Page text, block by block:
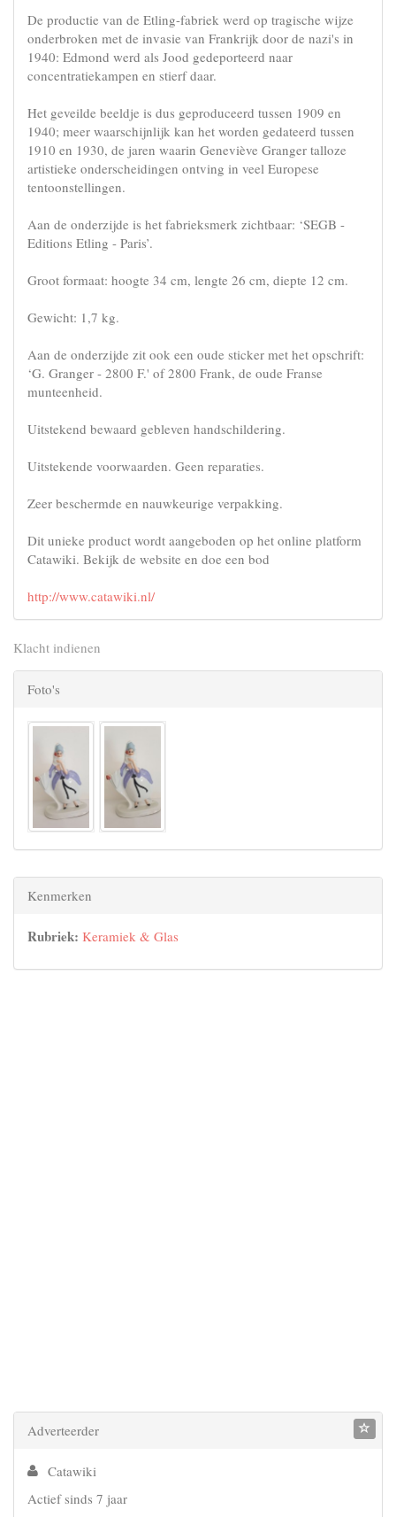
De productie van de Etling-fabriek werd op tragische wijze
onderbroken met de invasie van Frankrijk door de nazi's in
1940: Edmond werd als Jood gedeporteerd naar
concentratiekampen en stierf daar.
Het geveilde beeldje is dus geproduceerd tussen 1909 en
1940; meer waarschijnlijk kan het worden gedateerd tussen
1910 en 1930, de jaren waarin Geneviève Granger talloze
artistieke onderscheidingen ontving in veel Europese
tentoonstellingen.
Aan de onderzijde is het fabrieksmerk zichtbaar: ‘SEGB -
Editions Etling - Paris’.
Groot formaat: hoogte 34 cm, lengte 26 cm, diepte 12 cm.
Gewicht: 1,7 kg.
Aan de onderzijde zit ook een oude sticker met het opschrift:
‘G. Granger - 2800 F.' of 2800 Frank, de oude Franse
munteenheid.
Uitstekend bewaard gebleven handschildering.
Uitstekende voorwaarden. Geen reparaties.
Zeer beschermde en nauwkeurige verpakking.
Dit unieke product wordt aangeboden op het online platform
Catawiki. Bekijk de website en doe een bod
http://www.catawiki.nl/
Klacht indienen
Foto's
Kenmerken
Rubriek: Keramiek & Glas
Adverteerder
Catawiki
Actief sinds 7 jaar